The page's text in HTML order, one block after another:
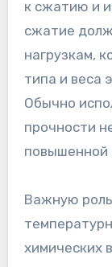
к сжатию и
сжатие
нагрузкам,
типа и веса
Обычно
прочности
повышенной
Важную роль
химических